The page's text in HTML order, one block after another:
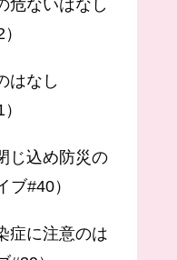
危ないはなし
はなし
じ込め防災の
ブ#40）
症に注意のは